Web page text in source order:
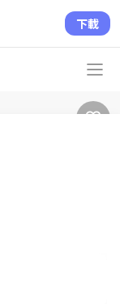
下載